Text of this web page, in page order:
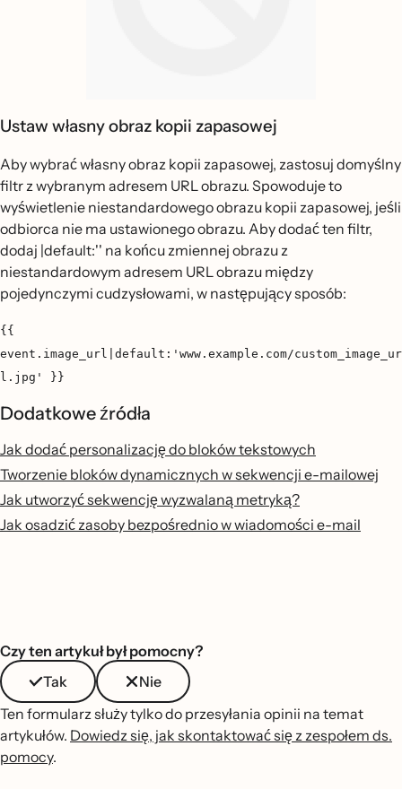
Ustaw własny obraz kopii zapasowej
Aby wybrać własny obraz kopii zapasowej, zastosuj domyślny
filtr z wybranym adresem URL obrazu. Spowoduje to
wyświetlenie niestandardowego obrazu kopii zapasowej, jeśli
odbiorca nie ma ustawionego obrazu. Aby dodać ten filtr,
dodaj |default:'' na końcu zmiennej obrazu z
niestandardowym adresem URL obrazu między
pojedynczymi cudzysłowami, w następujący sposób:
{{
event.image_url|default:'www.example.com/custom_image_ur
l.jpg' }}
Dodatkowe źródła
Jak dodać personalizację do bloków tekstowych
Tworzenie bloków dynamicznych w sekwencji e-mailowej
Jak utworzyć sekwencję wyzwalaną metryką?
Jak osadzić zasoby bezpośrednio w wiadomości e-mail
Czy ten artykuł był pomocny?
Tak
Nie
Ten formularz służy tylko do przesyłania opinii na temat
artykułów. Dowiedz się, jak skontaktować się z zespołem ds.
pomocy.